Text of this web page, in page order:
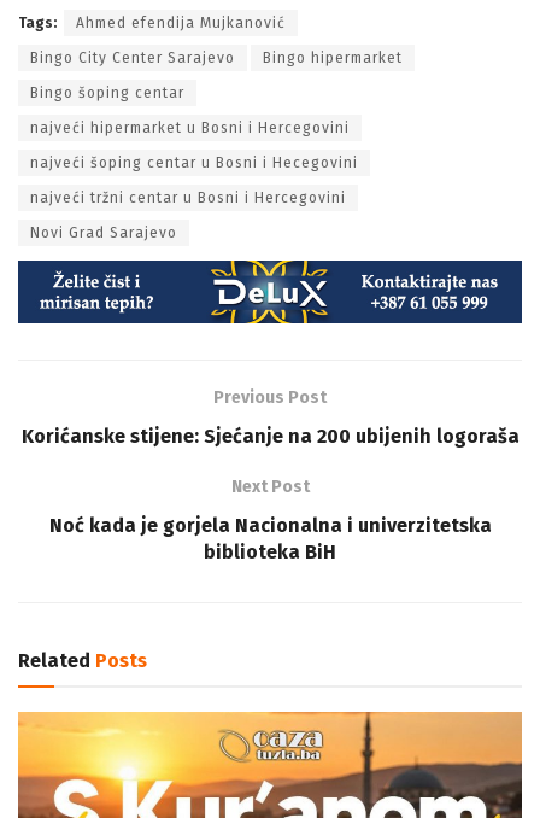
Tags: Ahmed efendija Mujkanović
Bingo City Center Sarajevo Bingo hipermarket
Bingo šoping centar
najveći hipermarket u Bosni i Hercegovini
najveći šoping centar u Bosni i Hecegovini
najveći tržni centar u Bosni i Hercegovini
Novi Grad Sarajevo
Previous Post
Korićanske stijene: Sjećanje na 200 ubijenih logoraša
Next Post
Noć kada je gorjela Nacionalna i univerzitetska
biblioteka BiH
Related Posts